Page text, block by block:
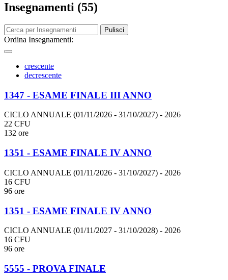
Insegnamenti (55)
Pulisci
Ordina Insegnamenti:
crescente
decrescente
1347 - ESAME FINALE III ANNO
CICLO ANNUALE (01/11/2026 - 31/10/2027) - 2026
22 CFU
132 ore
1351 - ESAME FINALE IV ANNO
CICLO ANNUALE (01/11/2026 - 31/10/2027) - 2026
16 CFU
96 ore
1351 - ESAME FINALE IV ANNO
CICLO ANNUALE (01/11/2027 - 31/10/2028) - 2026
16 CFU
96 ore
5555 - PROVA FINALE